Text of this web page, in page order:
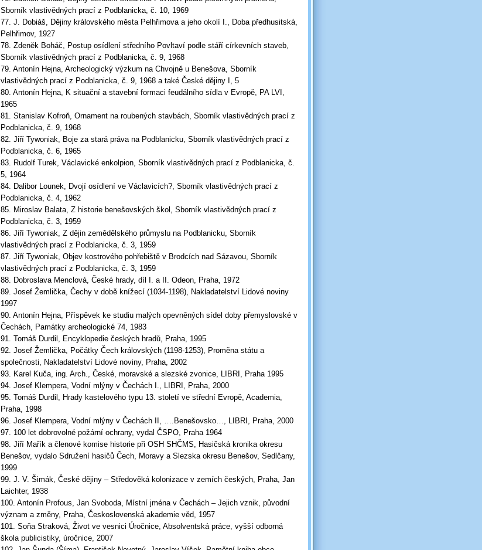
Sborník vlastivědných prací z Podblanicka, č. 10, 1969
77. J. Dobiáš, Dějiny královského města Pelhřimova a jeho okolí I., Doba předhusitská,
Pelhřimov, 1927
78. Zdeněk Boháč, Postup osídlení středního Povltaví podle stáří církevních staveb,
Sborník vlastivědných prací z Podblanicka, č. 9, 1968
79. Antonín Hejna, Archeologický výzkum na Chvojně u Benešova, Sborník
vlastivědných prací z Podblanicka, č. 9, 1968 a také České dějiny I, 5
80. Antonín Hejna, K situační a stavební formaci feudálního sídla v Evropě, PA LVI,
1965
81. Stanislav Kofroň, Ornament na roubených stavbách, Sborník vlastivědných prací z
Podblanicka, č. 9, 1968
82. Jiří Tywoniak, Boje za stará práva na Podblanicku, Sborník vlastivědných prací z
Podblanicka, č. 6, 1965
83. Rudolf Turek, Václavické enkolpion, Sborník vlastivědných prací z Podblanicka, č.
5, 1964
84. Dalibor Lounek, Dvojí osídlení ve Václavicích?, Sborník vlastivědných prací z
Podblanicka, č. 4, 1962
85. Miroslav Balata, Z historie benešovských škol, Sborník vlastivědných prací z
Podblanicka, č. 3, 1959
86. Jiří Tywoniak, Z dějin zemědělského průmyslu na Podblanicku, Sborník
vlastivědných prací z Podblanicka, č. 3, 1959
87. Jiří Tywoniak, Objev kostrového pohřebiště v Brodcích nad Sázavou, Sborník
vlastivědných prací z Podblanicka, č. 3, 1959
88. Dobroslava Menclová, České hrady, díl I. a II. Odeon, Praha, 1972
89. Josef Žemlička, Čechy v době knížecí (1034-1198), Nakladatelství Lidové noviny
1997
90. Antonín Hejna, Příspěvek ke studiu malých opevněných sídel doby přemyslovské v
Čechách, Památky archeologické 74, 1983
91. Tomáš Durdil, Encyklopedie českých hradů, Praha, 1995
92. Josef Žemlička, Počátky Čech královských (1198-1253), Proměna státu a
společnosti, Nakladatelství Lidové noviny, Praha, 2002
93. Karel Kuča, ing. Arch., České, moravské a slezské zvonice, LIBRI, Praha 1995
94. Josef Klempera, Vodní mlýny v Čechách I., LIBRI, Praha, 2000
95. Tomáš Durdil, Hrady kastelového typu 13. století ve střední Evropě, Academia,
Praha, 1998
96. Josef Klempera, Vodní mlýny v Čechách II, ….Benešovsko…, LIBRI, Praha, 2000
97. 100 let dobrovolné požární ochrany, vydal ČSPO, Praha 1964
98. Jiří Mařík a členové komise historie při OSH SHČMS, Hasičská kronika okresu
Benešov, vydalo Sdružení hasičů Čech, Moravy a Slezska okresu Benešov, Sedlčany,
1999
99. J. V. Šimák, České dějiny – Středověká kolonizace v zemích českých, Praha, Jan
Laichter, 1938
100. Antonín Profous, Jan Svoboda, Místní jména v Čechách – Jejich vznik, původní
význam a změny, Praha, Československá akademie věd, 1957
101. Soňa Straková, Život ve vesnici Úročnice, Absolventská práce, vyšší odborná
škola publicistiky, úročnice, 2007